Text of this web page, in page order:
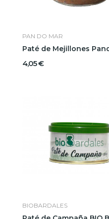
PAN DO MAR
Paté de Mejillones
4,05 €
BIOBARDALES